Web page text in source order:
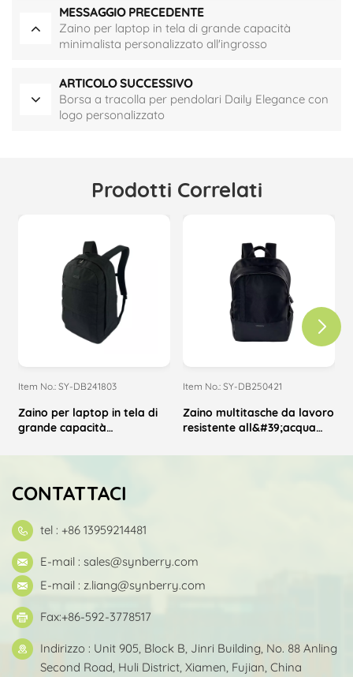
MESSAGGIO PRECEDENTE
Zaino per laptop in tela di grande capacità
minimalista personalizzato all'ingrosso
ARTICOLO SUCCESSIVO
Borsa a tracolla per pendolari Daily Elegance con
logo personalizzato
Prodotti Correlati
Item No.: SY-DB241803
Zaino per laptop in tela di
grande capacità
all'ingrosso
Item No.: SY-DB250421
Zaino multitasche da lavoro
resistente all&#39;acqua
CONTATTACI
tel : +86 13959214481
E-mail : sales@synberry.com
E-mail : z.liang@synberry.com
Fax:+86-592-3778517
Indirizzo : Unit 905, Block B, Jinri Building, No. 88 Anling
Second Road, Huli District, Xiamen, Fujian, China